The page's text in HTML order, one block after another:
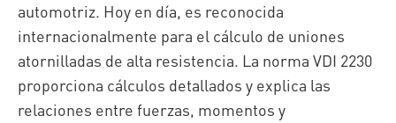
automotriz. Hoy en día, es reconocida
internacionalmente para el cálculo de uniones
atornilladas de alta resistencia. La norma VDI 2230
proporciona cálculos detallados y explica las
relaciones entre fuerzas, momentos y